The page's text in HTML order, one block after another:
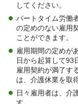
してください。
パートタイム労働
の定めのない雇用
ことができます。
雇用期間の定めが
日から起算して93
雇用契約が満了す
は、介護休業を取
日々雇用者は、介